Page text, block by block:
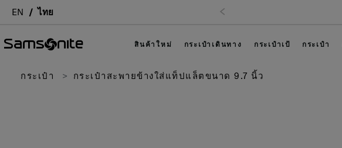
EN ไทย
สินค้าใหม่ กระเป๋าเดินทาง กระเป๋าเป้ กระเป๋า
กระเป๋า กระเป๋าสะพายข้างใส่แท็ปแล็ตขนาด 9.7 นิ้ว